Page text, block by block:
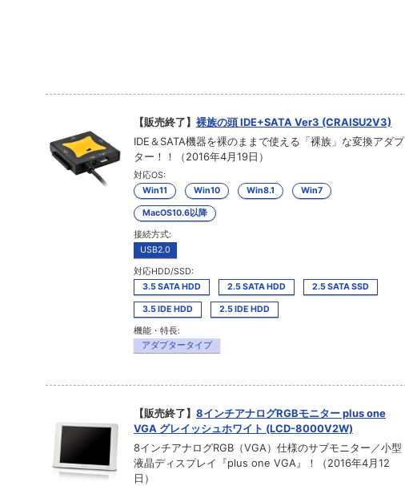
【販売終了】 裸族の頭 IDE+SATA Ver3 (CRAISU2V3)
IDE＆SATA機器を裸のままで使える「裸族」な変換アダプ
ター！！（2016年4月19日）
対応OS:
Win11
Win10 Win8.1 Win7
MacOS10.6以降
接続方式:
USB2.0
対応HDD/SSD:
3.5 SATA HDD
2.5 SATA HDD 2.5 SATA SSD
3.5 IDE HDD 2.5 IDE HDD
機能・特長:
アダプタータイプ
【販売終了】 8インチアナログRGBモニター plus one
VGA グレイッシュホワイト (LCD-8000V2W)
8インチアナログRGB（VGA）仕様のサブモニター／小型
液晶ディスプレイ『plus one VGA』！（2016年4月12
日）